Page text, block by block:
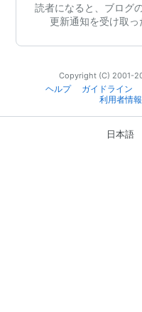
読者になると、ブログ
更新通知を受け取っ
Copyright (C) 2001-
ヘルプ
ガイドライン
利用者情
日本語